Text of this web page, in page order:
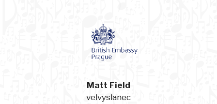
Matt Field
velvyslanec